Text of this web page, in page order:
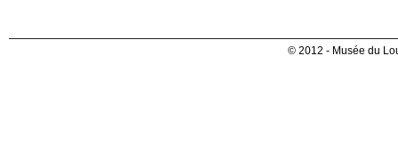
© 2012 - Musée du